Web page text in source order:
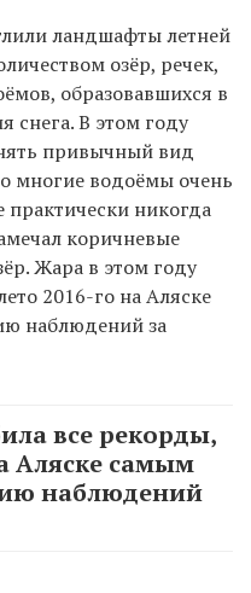
ландшафты летней
озёр, речек,
образовавшихся в
снега. В этом году
привычный вид
многие водоёмы очень
никогда
коричневые
Жара в этом году
2016-го на Аляске
наблюдений за
все рекорды,
Аляске самым
наблюдений